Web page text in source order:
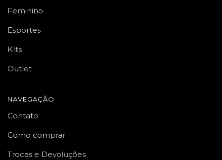
Feminino
Esportes
KIts
Outlet
NAVEGAÇÃO
Contato
Como comprar
Trocas e Devoluções